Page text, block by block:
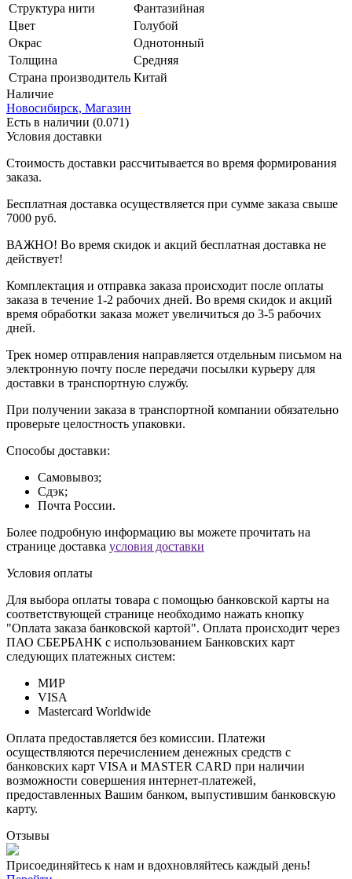
Структура нити
Фантазийная
Цвет
Голубой
Окрас
Однотонный
Толщина
Средняя
Страна производитель Китай
Наличие
Новосибирск, Магазин
Есть в наличии (0.071)
Условия доставки
Стоимость доставки рассчитывается во время формирования
заказа.
Бесплатная доставка осуществляется при сумме заказа свыше
7000 руб.
ВАЖНО! Во время скидок и акций бесплатная доставка не
действует!
Комплектация и отправка заказа происходит после оплаты
заказа в течение 1-2 рабочих дней. Во время скидок и акций
время обработки заказа может увеличиться до 3-5 рабочих
дней.
Трек номер отправления направляется отдельным письмом на
электронную почту после передачи посылки курьеру для
доставки в транспортную службу.
При получении заказа в транспортной компании обязательно
проверьте целостность упаковки.
Способы доставки:
Самовывоз;
Сдэк;
Почта России.
Более подробную информацию вы можете прочитать на
странице доставка условия доставки
Условия оплаты
Для выбора оплаты товара с помощью банковской карты на
соответствующей странице необходимо нажать кнопку
"Оплата заказа банковской картой". Оплата происходит через
ПАО СБЕРБАНК с использованием Банковских карт
следующих платежных систем:
МИР
VISA
Mastercard Worldwide
Оплата предоставляется без комиссии. Платежи
осуществляются перечислением денежных средств с
банковских карт VISA и MASTER CARD при наличии
возможности совершения интернет-платежей,
предоставленных Вашим банком, выпустившим банковскую
карту.
Отзывы
Присоединяйтесь к нам и вдохновляйтесь каждый день!